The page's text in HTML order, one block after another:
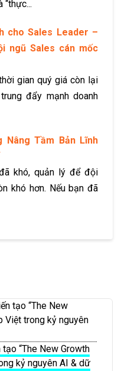
“thực...
cho Sales Leader –
ngũ Sales cán mốc
gian quý giá còn lại
đẩy mạnh doanh
Nâng Tầm Bản Lĩnh
khó, quản lý để đội
khó hơn. Nếu bạn đã
“The New Growth
kỷ nguyên AI & dữ